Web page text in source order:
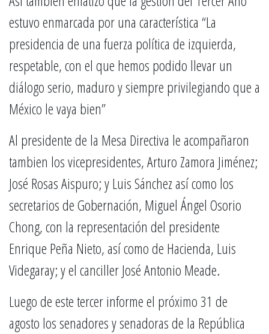
estuvo enmarcada por una característica “La
presidencia de una fuerza política de izquierda,
respetable, con el que hemos podido llevar un
diálogo serio, maduro y siempre privilegiando que a
México le vaya bien”
Al presidente de la Mesa Directiva le acompañaron
tambien los vicepresidentes, Arturo Zamora Jiménez;
José Rosas Aispuro; y Luis Sánchez así como los
secretarios de Gobernación, Miguel Ángel Osorio
Chong, con la representación del presidente
Enrique Peña Nieto, así como de Hacienda, Luis
Videgaray; y el canciller José Antonio Meade.
Luego de este tercer informe el próximo 31 de
agosto los senadores y senadoras de la República